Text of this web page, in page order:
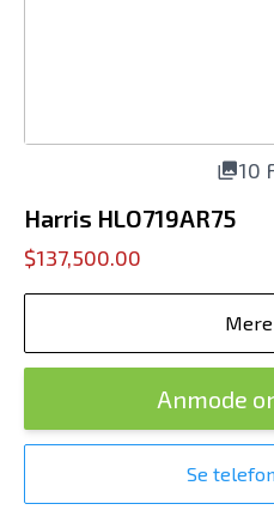
10
Harris HLO719AR75
$137,500.00
Anmode
Se